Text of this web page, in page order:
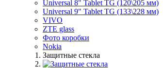
Universal 8" Tablet TG (120\205 мм)
Universal 9" Tablet TG (133\228 мм)
VIVO
ZTE glass
Фото коробки
Nokia
Защитные стекла